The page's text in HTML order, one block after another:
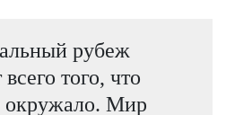
рубеж
того, что
окружало. Мир